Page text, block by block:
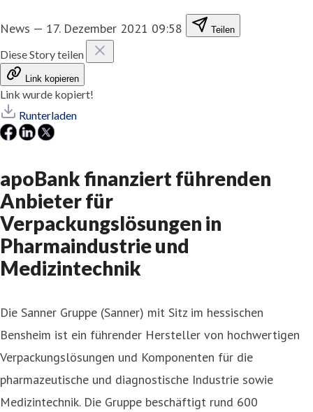
News — 17. Dezember 2021 09:58 Teilen
Diese Story teilen
Link kopieren
Link wurde kopiert!
Runterladen
apoBank finanziert führenden
Anbieter für
Verpackungslösungen in
Pharmaindustrie und
Medizintechnik
Die Sanner Gruppe (Sanner) mit Sitz im hessischen
Bensheim ist ein führender Hersteller von hochwertigen
Verpackungslösungen und Komponenten für die
pharmazeutische und diagnostische Industrie sowie
Medizintechnik. Die Gruppe beschäftigt rund 600